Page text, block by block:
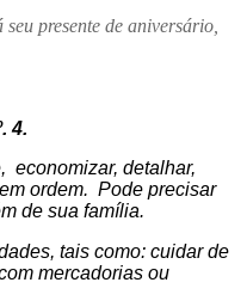
presente de aniversário,
4.
economizar, detalhar,
ordem. Pode precisar
de sua família.
tais como: cuidar de
mercadorias ou